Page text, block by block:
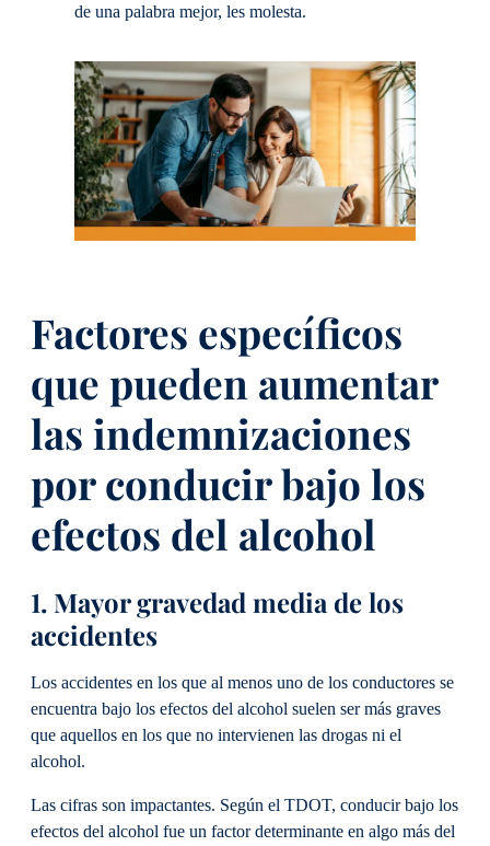
de una palabra mejor, les molesta.
Factores específicos
que pueden aumentar
las indemnizaciones
por conducir bajo los
efectos del alcohol
1. Mayor gravedad media de los
accidentes
Los accidentes en los que al menos uno de los conductores se
encuentra bajo los efectos del alcohol suelen ser más graves
que aquellos en los que no intervienen las drogas ni el
alcohol.
Las cifras son impactantes. Según el TDOT, conducir bajo los
efectos del alcohol fue un factor determinante en algo más del